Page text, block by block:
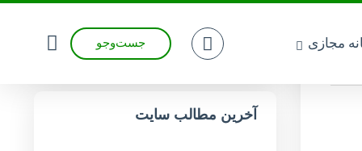
مجازی جست‌وجو
آخرین مطالب سایت